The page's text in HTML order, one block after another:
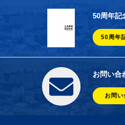
50周年記
50周年
お問い合
お問い